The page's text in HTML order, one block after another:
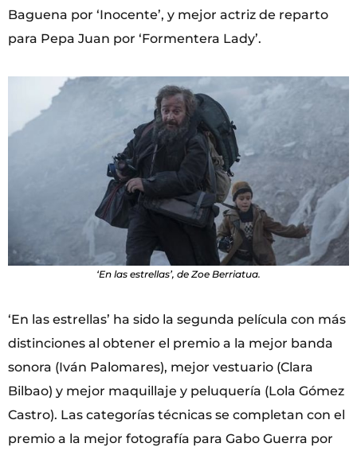
Baguena por ‘Inocente’, y mejor actriz de reparto
para Pepa Juan por ‘Formentera Lady’.
‘En las estrellas’, de Zoe Berriatua.
‘En las estrellas’ ha sido la segunda película con más
distinciones al obtener el premio a la mejor banda
sonora (Iván Palomares), mejor vestuario (Clara
Bilbao) y mejor maquillaje y peluquería (Lola Gómez
Castro). Las categorías técnicas se completan con el
premio a la mejor fotografía para Gabo Guerra por